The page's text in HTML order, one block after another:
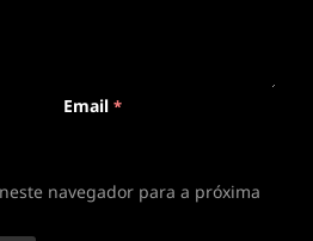
assistir
Email *
navegador para a próxima